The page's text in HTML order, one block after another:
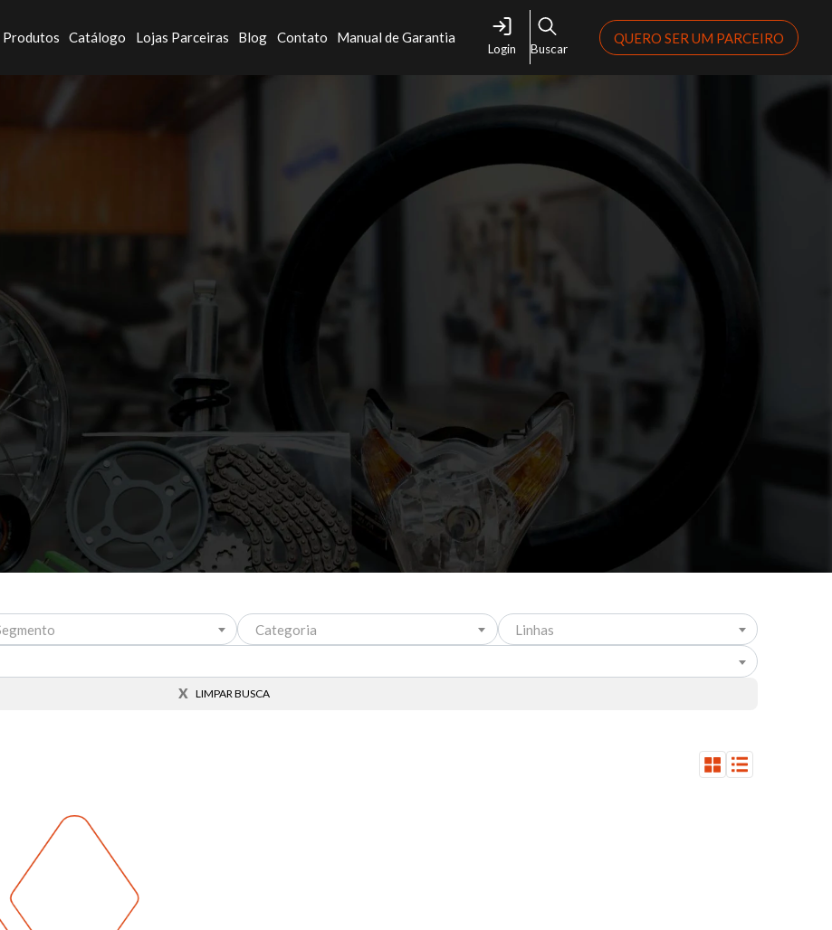
Produtos Catálogo Lojas Parceiras Blog Contato Manual de Garantia
Login Buscar
QUERO SER UM PARCEIRO
Categoria
Linhas
X LIMPAR BUSCA